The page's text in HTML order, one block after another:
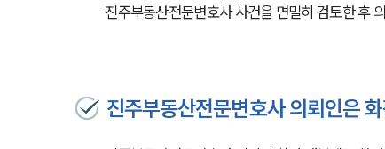
진주부동산전문변호사 사건을 면밀히 검토한 후
진주부동산전문변호사 의뢰인은